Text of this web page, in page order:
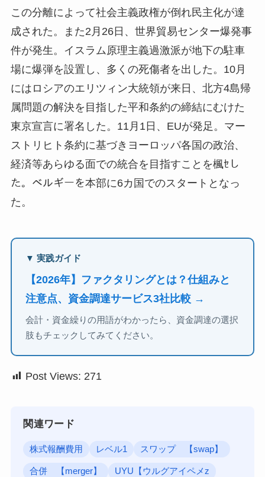
この分離によって社会主義政権が倒れ民主化が達
成された。また2月26日、世界貿易センター爆発事
件が発生。イスラム原理主義過激派が地下の駐車
場に爆弾を設置し、多くの死傷者を出した。10月
にはロシアのエリツィン大統領が来日、北方4島帰
属問題の解決を目指した平和条約の締結にむけた
東京宣言に署名した。11月1日、EUが発足。マー
ストリヒト条約に基づきヨーロッパ各国の政治、
経済等あらゆる面での統合を目指すことを楓ｾし
た。ベルギーを本部に6カ国でのスタートとなっ
た。
▼ 実践ガイド
【2026年】ファクタリングとは？仕組みと
注意点、資金調達サービス3社比較 →
会計・資金繰りの用語がわかったら、資金調達の選択
肢もチェックしてみてください。
Post Views: 271
関連ワード
株式報酬費用 レベル1 スワップ 【swap】
合併 【merger】 UYU【ウルグアイペメz